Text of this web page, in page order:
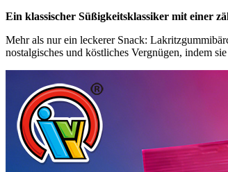
Ein klassischer Süßigkeitsklassiker mit einer
Mehr als nur ein leckerer Snack:
nostalgisches und köstliches Vergnügen, indem